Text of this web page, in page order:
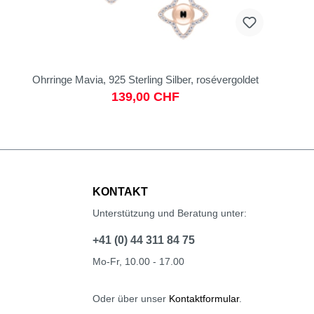
Ohrringe Mavia, 925 Sterling Silber, rosévergoldet
139,00 CHF
KONTAKT
Unterstützung und Beratung unter:
+41 (0) 44 311 84 75
Mo-Fr, 10.00 - 17.00
Oder über unser Kontaktformular.